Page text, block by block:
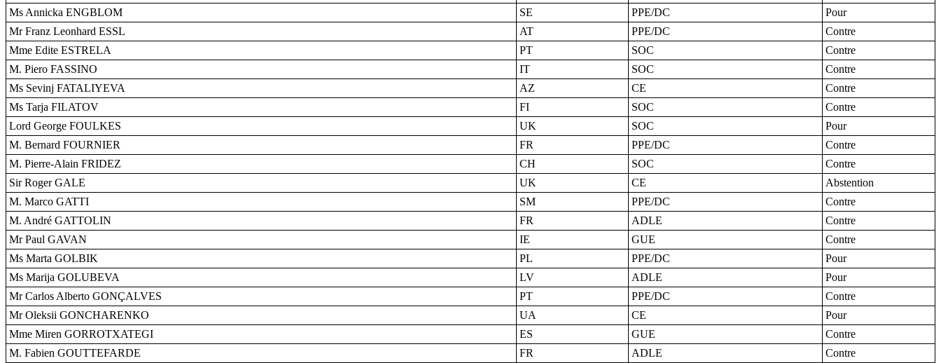
Ms Annicka ENGBLOM
SE PPE/DC
Pour
Mr Franz Leonhard ESSL
AT PPE/DC
Contre
Mme Edite ESTRELA
PT SOC
Contre
M. Piero FASSINO
IT SOC
Contre
Ms Sevinj FATALIYEVA
AZ CE
Contre
Ms Tarja FILATOV
FI SOC
Contre
Lord George FOULKES
UK SOC
Pour
M. Bernard FOURNIER
FR PPE/DC
Contre
M. Pierre-Alain FRIDEZ
CH SOC
Contre
Sir Roger GALE
UK CE
Abstention
M. Marco GATTI
SM PPE/DC
Contre
M. André GATTOLIN
FR ADLE
Contre
Mr Paul GAVAN
IE GUE
Contre
Ms Marta GOLBIK
PL PPE/DC
Pour
Ms Marija GOLUBEVA
LV ADLE
Pour
Mr Carlos Alberto GONÇALVES
PT PPE/DC
Contre
Mr Oleksii GONCHARENKO
UA CE
Pour
Mme Miren GORROTXATEGI
ES GUE
Contre
M. Fabien GOUTTEFARDE
FR ADLE
Contre